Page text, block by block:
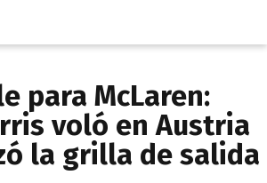
para McLaren:
voló en Austria
la grilla de salida